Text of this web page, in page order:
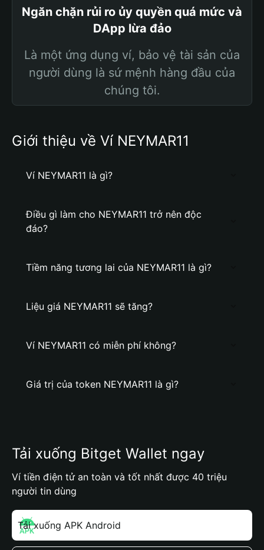
Ngăn chặn rủi ro ủy quyền quá mức và
DApp lừa đảo
Là một ứng dụng ví, bảo vệ tài sản của
người dùng là sứ mệnh hàng đầu của
chúng tôi.
Giới thiệu về Ví NEYMAR11
Ví NEYMAR11 là gì?
Điều gì làm cho NEYMAR11 trở nên độc
đáo?
Tiềm năng tương lai của NEYMAR11 là gì?
Liệu giá NEYMAR11 sẽ tăng?
Ví NEYMAR11 có miễn phí không?
Giá trị của token NEYMAR11 là gì?
Tải xuống Bitget Wallet ngay
Ví tiền điện tử an toàn và tốt nhất được 40 triệu
người tin dùng
Tải xuống APK Android